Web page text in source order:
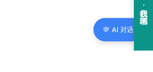
💬 AI 对话